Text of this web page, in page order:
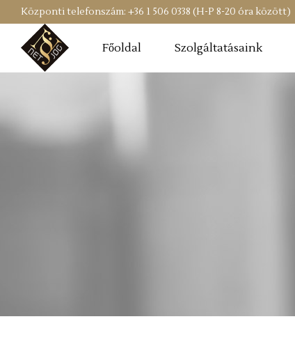
Központi telefonszám: +36 1 506 0338 (H-P 8-20 óra között)
Főoldal Szolgáltatásaink